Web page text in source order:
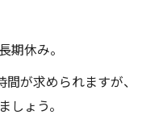
期休み。
が求められますが、
ょう。